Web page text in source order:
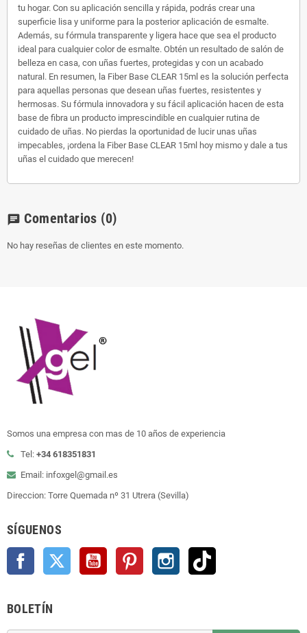
tu hogar. Con su aplicación sencilla y rápida, podrás crear una
superficie lisa y uniforme para la posterior aplicación de esmalte.
Además, su fórmula transparente y ligera hace que sea el producto
ideal para cualquier color de esmalte. Obtén un resultado de salón de
belleza en casa, con uñas fuertes, protegidas y con un acabado
natural. En resumen, la Fiber Base CLEAR 15ml es la solución perfecta
para aquellas personas que desean uñas fuertes, resistentes y
hermosas. Su fórmula innovadora y su fácil aplicación hacen de esta
base de fibra un producto imprescindible en cualquier rutina de
cuidado de uñas. No pierdas la oportunidad de lucir unas uñas
impecables, ¡ordena la Fiber Base CLEAR 15ml hoy mismo y dale a tus
uñas el cuidado que merecen!
chat Comentarios (0)
No hay reseñas de clientes en este momento.
Somos una empresa con mas de 10 años de experiencia
Tel: +34 618351831
Email: infoxgel@gmail.es
Direccion: Torre Quemada nº 31 Utrera (Sevilla)
SÍGUENOS
Facebook Twitter YouTube Pinterest Instagram
BOLETÍN